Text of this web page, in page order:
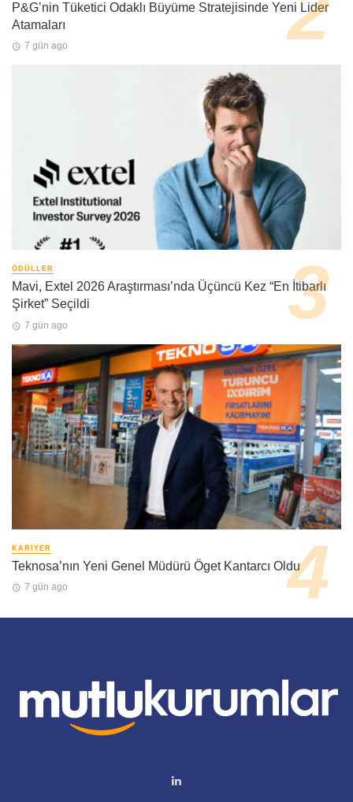
P&G’nin Tüketici Odaklı Büyüme Stratejisinde Yeni Lider
Atamaları
7 gün ago
ÖDÜLLER
Mavi, Extel 2026 Araştırması’nda Üçüncü Kez “En İtibarlı
Şirket” Seçildi
7 gün ago
KARIYER
Teknosa’nın Yeni Genel Müdürü Öget Kantarcı Oldu
7 gün ago